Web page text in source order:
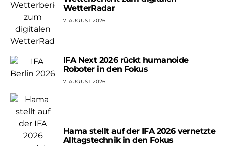
WetterRadar
7. AUGUST 2026
IFA Next 2026 rückt humanoide
Roboter in den Fokus
7. AUGUST 2026
Hama stellt auf der IFA 2026 vernetzte
Alltagstechnik in den Fokus